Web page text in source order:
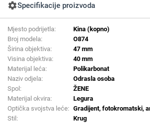
settingsSpecifikacije proizvoda
Mjesto podrijetla:
Kina (kopno)
Broj modela:
O874
Širina objektiva:
47 mm
Visina objektiva:
40 mm
Materijal leća:
Polikarbonat
Naziv odjela:
Odrasla osoba
Spol:
ŽENE
Materijal okvira:
Legura
Optička svojstva leće: Gradijent, fotokromatski,
Stil:
Krug